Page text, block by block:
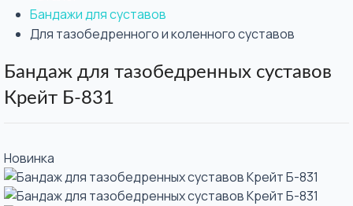
Бандажи для суставов
Для тазобедренного и коленного суставов
Бандаж для тазобедренных суставов
Крейт Б-831
Новинка